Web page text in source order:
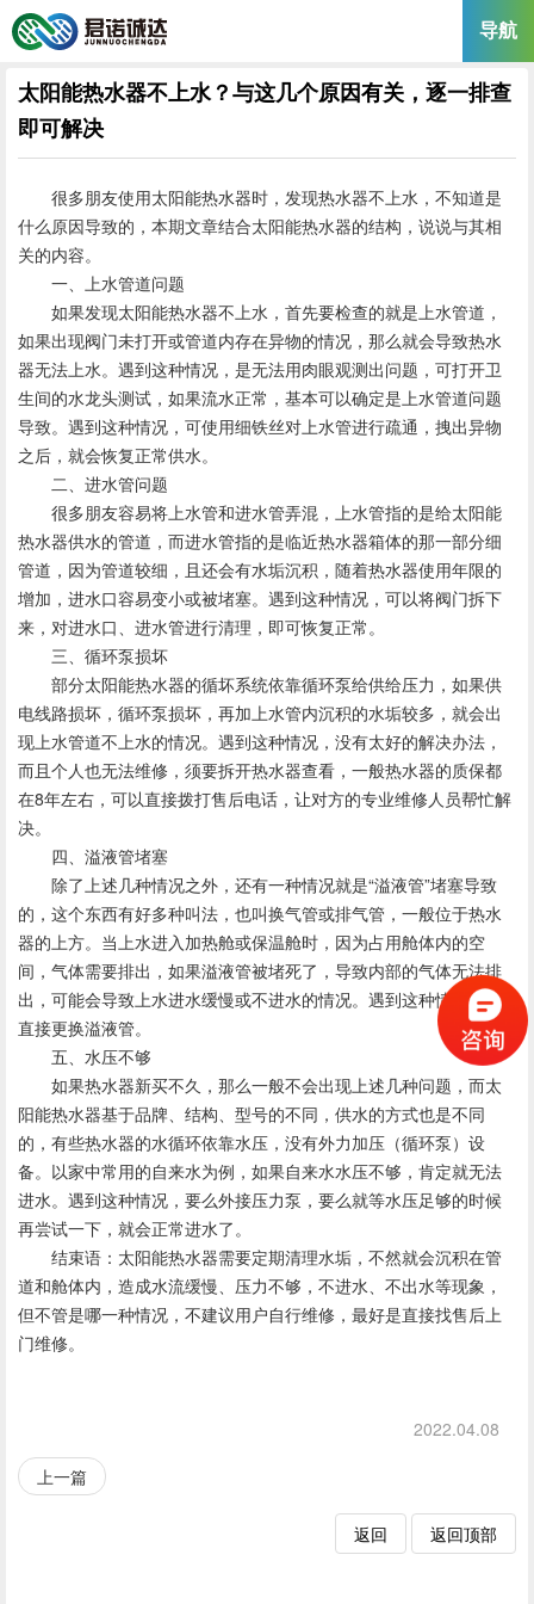
导航
太阳能热水器不上水？与这几个原因有关，逐一排查
即可解决
很多朋友使用太阳能热水器时，发现热水器不上水，不知道是
什么原因导致的，本期文章结合太阳能热水器的结构，说说与其相
关的内容。
一、上水管道问题
如果发现太阳能热水器不上水，首先要检查的就是上水管道，
如果出现阀门未打开或管道内存在异物的情况，那么就会导致热水
器无法上水。遇到这种情况，是无法用肉眼观测出问题，可打开卫
生间的水龙头测试，如果流水正常，基本可以确定是上水管道问题
导致。遇到这种情况，可使用细铁丝对上水管进行疏通，拽出异物
之后，就会恢复正常供水。
二、进水管问题
很多朋友容易将上水管和进水管弄混，上水管指的是给太阳能
热水器供水的管道，而进水管指的是临近热水器箱体的那一部分细
管道，因为管道较细，且还会有水垢沉积，随着热水器使用年限的
增加，进水口容易变小或被堵塞。遇到这种情况，可以将阀门拆下
来，对进水口、进水管进行清理，即可恢复正常。
三、循环泵损坏
部分太阳能热水器的循坏系统依靠循环泵给供给压力，如果供
电线路损坏，循环泵损坏，再加上水管内沉积的水垢较多，就会出
现上水管道不上水的情况。遇到这种情况，没有太好的解决办法，
而且个人也无法维修，须要拆开热水器查看，一般热水器的质保都
在8年左右，可以直接拨打售后电话，让对方的专业维修人员帮忙解
决。
四、溢液管堵塞
除了上述几种情况之外，还有一种情况就是“溢液管”堵塞导致
的，这个东西有好多种叫法，也叫换气管或排气管，一般位于热水
器的上方。当上水进入加热舱或保温舱时，因为占用舱体内的空
间，气体需要排出，如果溢液管被堵死了，导致内部的气体无法排
出，可能会导致上水进水缓慢或不进水的情况。遇到这种情况可以
直接更换溢液管。
五、水压不够
如果热水器新买不久，那么一般不会出现上述几种问题，而太
阳能热水器基于品牌、结构、型号的不同，供水的方式也是不同
的，有些热水器的水循环依靠水压，没有外力加压（循环泵）设
备。以家中常用的自来水为例，如果自来水水压不够，肯定就无法
进水。遇到这种情况，要么外接压力泵，要么就等水压足够的时候
再尝试一下，就会正常进水了。
结束语：太阳能热水器需要定期清理水垢，不然就会沉积在管
道和舱体内，造成水流缓慢、压力不够，不进水、不出水等现象，
但不管是哪一种情况，不建议用户自行维修，最好是直接找售后上
门维修。
2022.04.08
上一篇
返回 返回顶部